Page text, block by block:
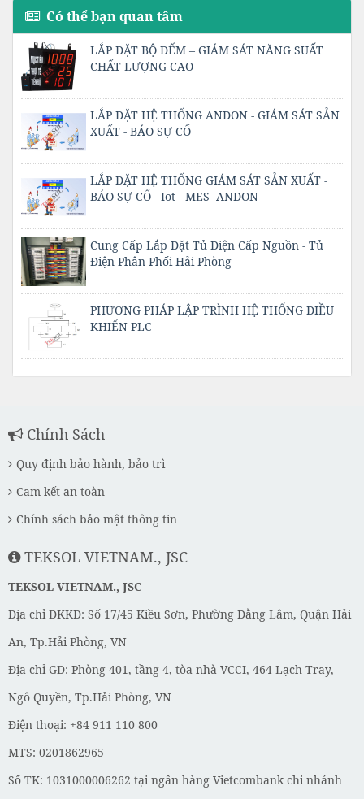
Có thể bạn quan tâm
LẮP ĐẶT BỘ ĐẾM – GIÁM SÁT NĂNG SUẤT
CHẤT LƯỢNG CAO
LẮP ĐẶT HỆ THỐNG ANDON - GIÁM SÁT SẢN
XUẤT - BÁO SỰ CỐ
LẮP ĐẶT HỆ THỐNG GIÁM SÁT SẢN XUẤT -
BÁO SỰ CỐ - Iot - MES -ANDON
Cung Cấp Lắp Đặt Tủ Điện Cấp Nguồn - Tủ
Điện Phân Phối Hải Phòng
PHƯƠNG PHÁP LẬP TRÌNH HỆ THỐNG ĐIỀU
KHIỂN PLC
Chính Sách
Quy định bảo hành, bảo trì
Cam kết an toàn
Chính sách bảo mật thông tin
TEKSOL VIETNAM., JSC
TEKSOL VIETNAM., JSC
Địa chỉ ĐKKD: Số 17/45 Kiều Sơn, Phường Đằng Lâm, Quận Hải
An, Tp.Hải Phòng, VN
Địa chỉ GD: Phòng 401, tầng 4, tòa nhà VCCI, 464 Lạch Tray,
Ngô Quyền, Tp.Hải Phòng, VN
Điện thoại: +84 911 110 800
MTS: 0201862965
Số TK: 1031000006262 tại ngân hàng Vietcombank chi nhánh